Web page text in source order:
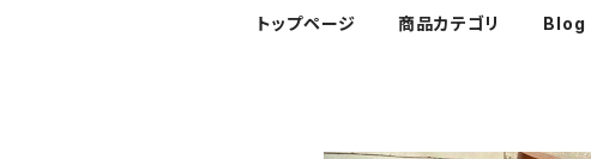
トップページ 商品カテゴリ Blog